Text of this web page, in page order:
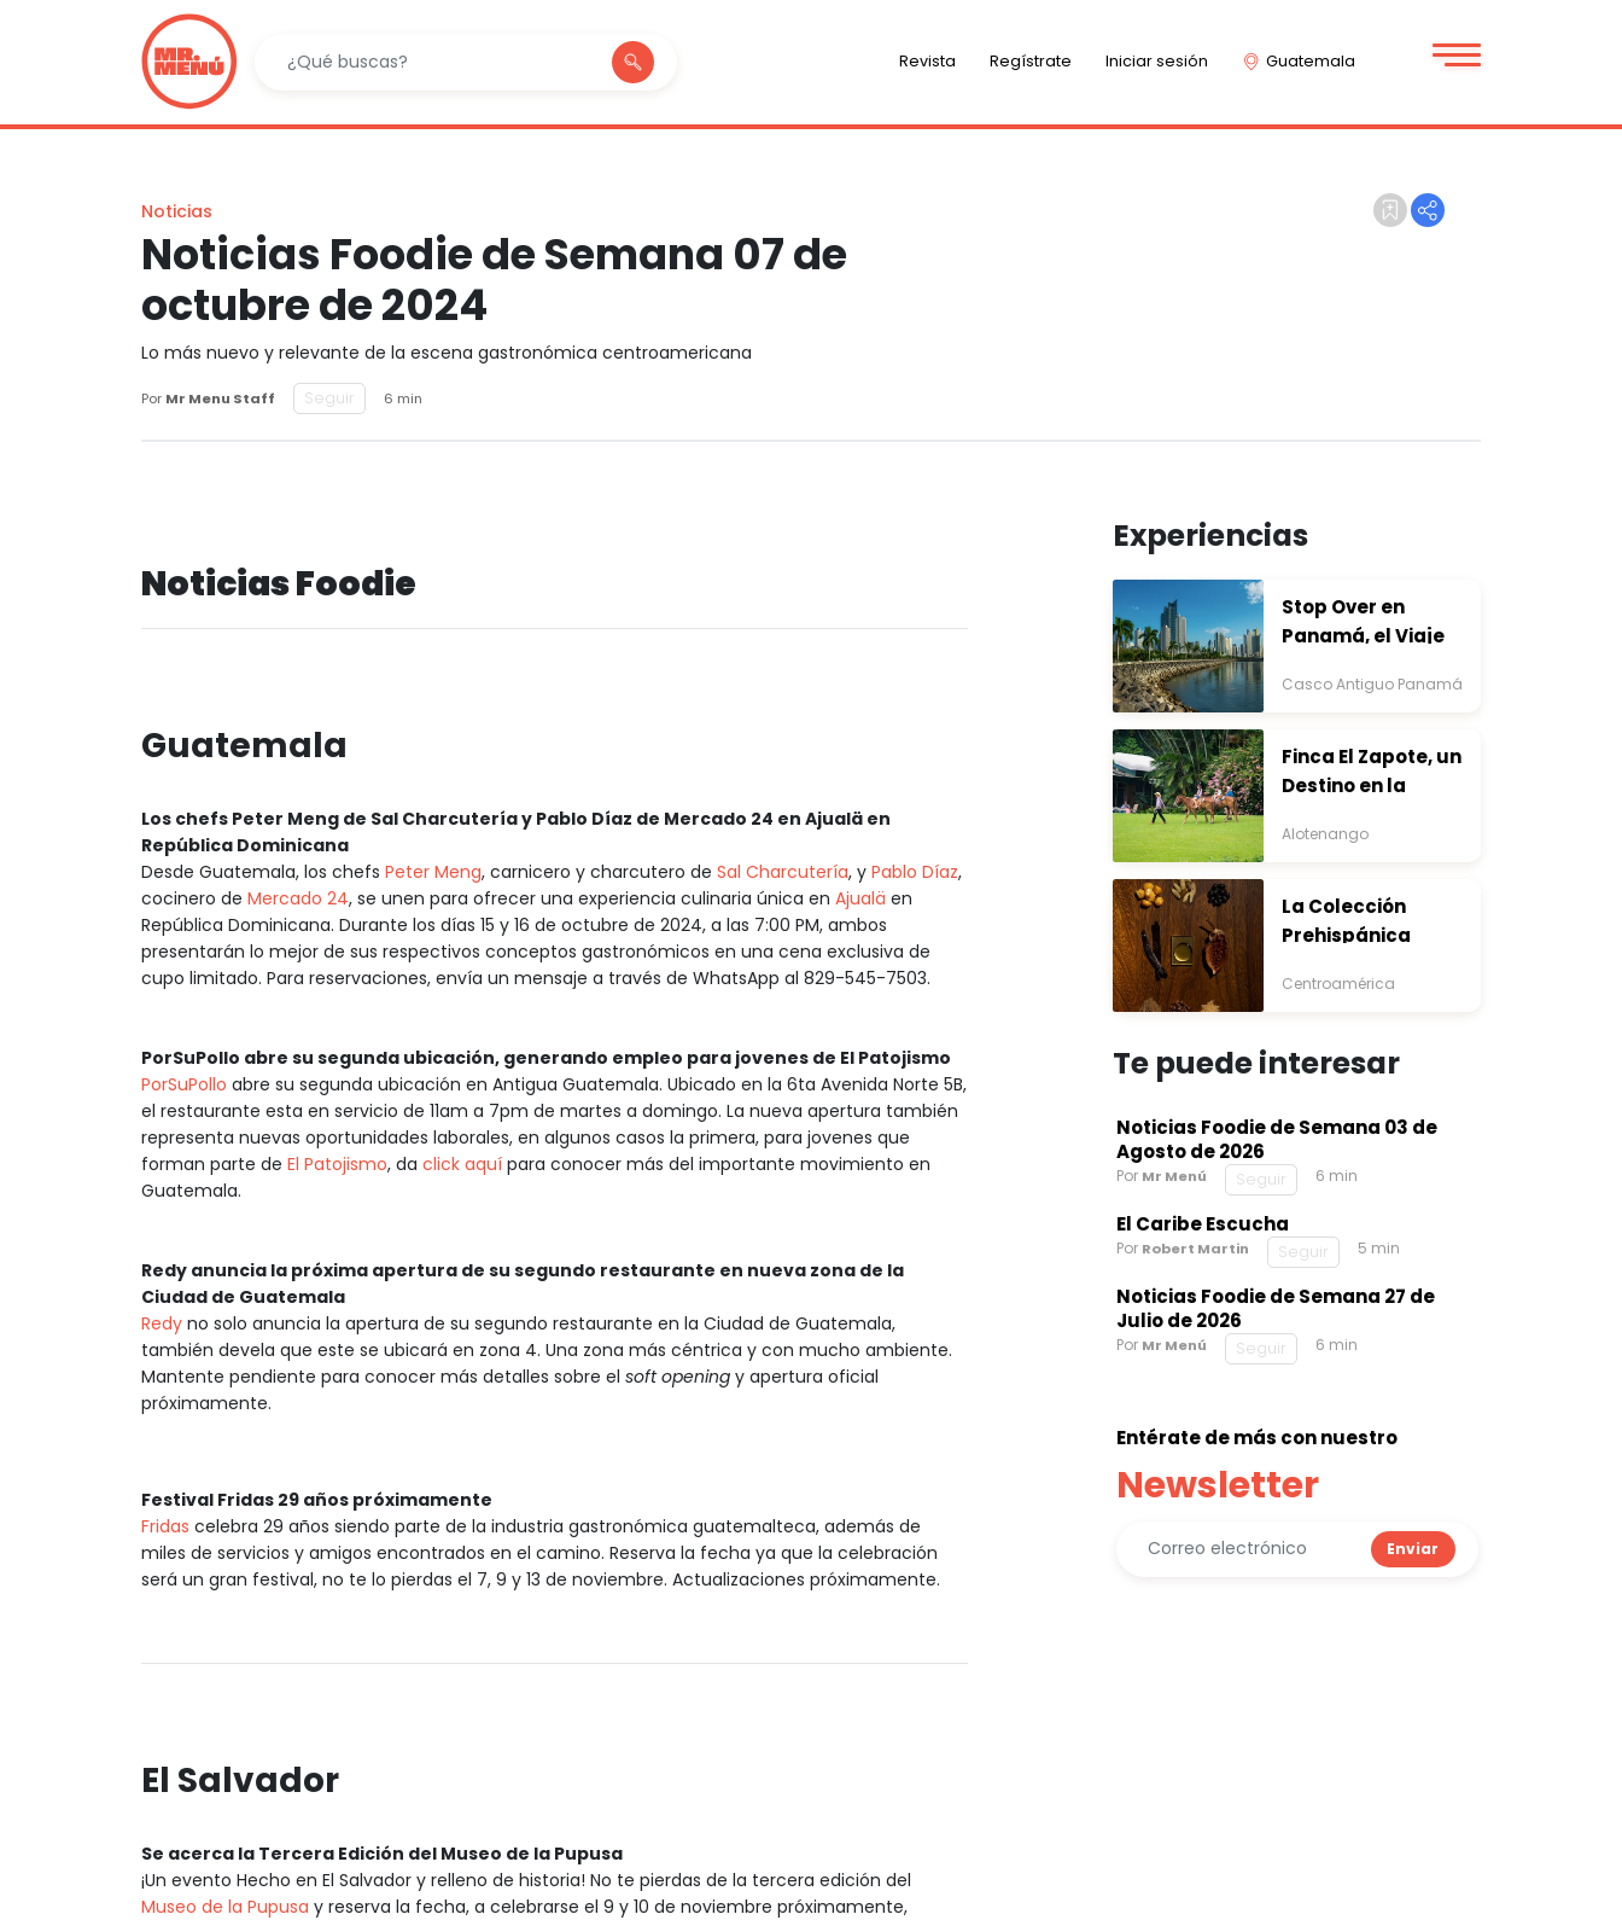
Revista Regístrate Iniciar sesión Guatemala
Noticias
Noticias Foodie de Semana 07 de
octubre de 2024
Lo más nuevo y relevante de la escena gastronómica centroamericana
Por Mr Menu Staff Seguir 6 min
Noticias Foodie
Guatemala
Los chefs Peter Meng de Sal Charcutería y Pablo Díaz de Mercado 24 en Ajualä en
República Dominicana
Desde Guatemala, los chefs Peter Meng, carnicero y charcutero de Sal Charcutería, y Pablo Díaz,
cocinero de Mercado 24, se unen para ofrecer una experiencia culinaria única en Ajualä en
República Dominicana. Durante los días 15 y 16 de octubre de 2024, a las 7:00 PM, ambos
presentarán lo mejor de sus respectivos conceptos gastronómicos en una cena exclusiva de
cupo limitado. Para reservaciones, envía un mensaje a través de WhatsApp al 829-545-7503.
PorSuPollo abre su segunda ubicación, generando empleo para jovenes de El Patojismo
PorSuPollo abre su segunda ubicación en Antigua Guatemala. Ubicado en la 6ta Avenida Norte 5B,
el restaurante esta en servicio de 11am a 7pm de martes a domingo. La nueva apertura también
representa nuevas oportunidades laborales, en algunos casos la primera, para jovenes que
forman parte de El Patojismo, da click aquí para conocer más del importante movimiento en
Guatemala.
Redy anuncia la próxima apertura de su segundo restaurante en nueva zona de la
Ciudad de Guatemala
Redy no solo anuncia la apertura de su segundo restaurante en la Ciudad de Guatemala,
también devela que este se ubicará en zona 4. Una zona más céntrica y con mucho ambiente.
Mantente pendiente para conocer más detalles sobre el soft opening y apertura oficial
próximamente.
Festival Fridas 29 años próximamente
Fridas celebra 29 años siendo parte de la industria gastronómica guatemalteca, además de
miles de servicios y amigos encontrados en el camino. Reserva la fecha ya que la celebración
será un gran festival, no te lo pierdas el 7, 9 y 13 de noviembre. Actualizaciones próximamente.
El Salvador
Se acerca la Tercera Edición del Museo de la Pupusa
¡Un evento Hecho en El Salvador y relleno de historia! No te pierdas de la tercera edición del
Museo de la Pupusa y reserva la fecha, a celebrarse el 9 y 10 de noviembre próximamente,
Experiencias
Stop Over en
Panamá, el Viaje
Destino
Casco Antiguo Panamá
Finca El Zapote, un
Destino en la
Arte y Naturaleza
Alotenango
La Colección
Prehispánica
Centroamérica
Te puede interesar
Noticias Foodie de Semana 03 de
Agosto de 2026
Por Mr Menú Seguir 6 min
El Caribe Escucha
Por Robert Martin Seguir 5 min
Noticias Foodie de Semana 27 de
Julio de 2026
Por Mr Menú Seguir 6 min
Entérate de más con nuestro
Newsletter
Enviar